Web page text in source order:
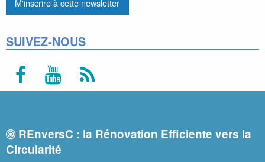
SUIVEZ-NOUS
REnversC : la Rénovation Efficiente vers la
Circularité